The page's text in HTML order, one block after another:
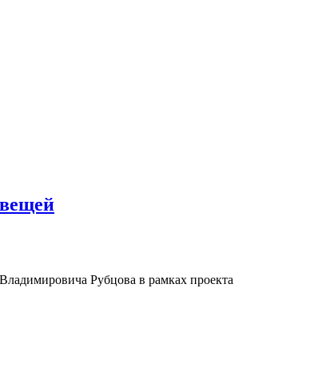
Рубцова в рамках проекта